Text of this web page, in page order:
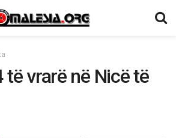
të vrarë në Nicë të